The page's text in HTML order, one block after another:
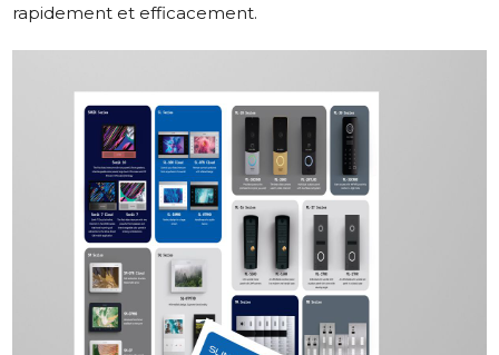
rapidement et efficacement.